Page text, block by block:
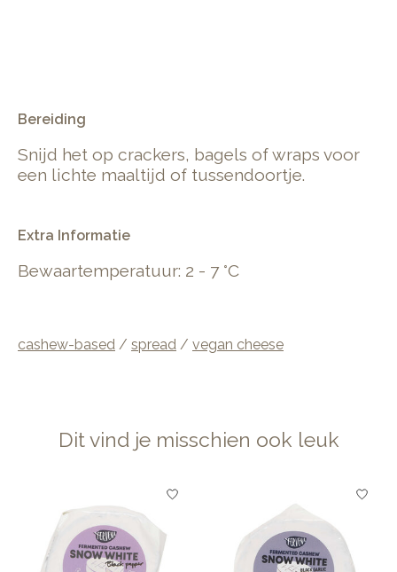
Bereiding
Snijd het op crackers, bagels of wraps voor
een lichte maaltijd of tussendoortje.
Extra Informatie
Bewaartemperatuur: 2 - 7 °C
cashew-based / spread / vegan cheese
Dit vind je misschien ook leuk
Items van productcarrousel